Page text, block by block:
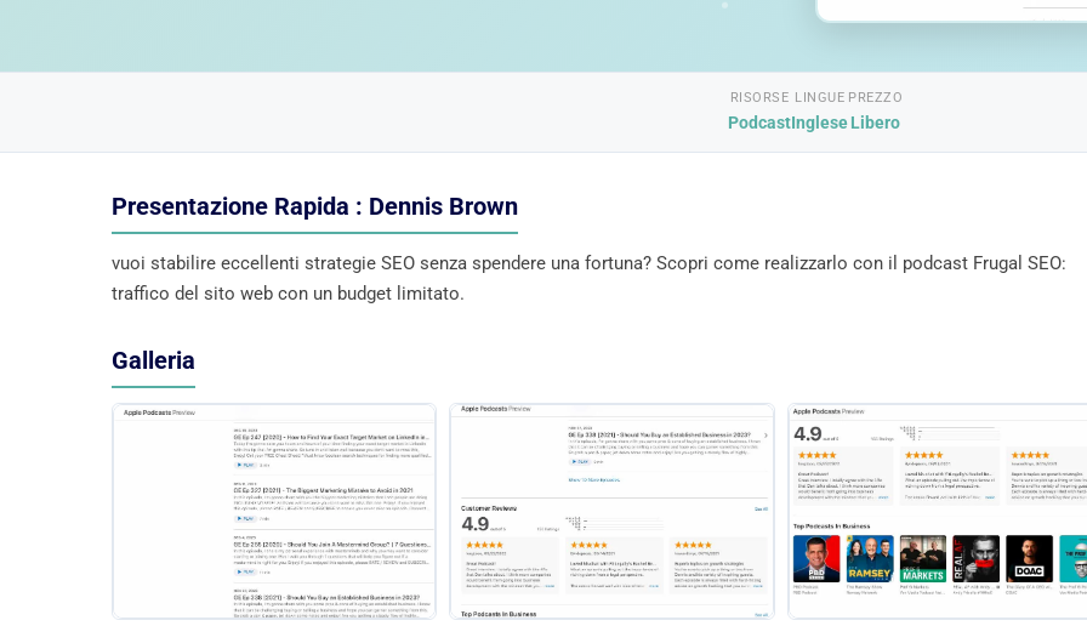
RISORSE
Podcast
LINGUE
Inglese
PREZZO
Libero
Presentazione Rapida : Dennis Brown
vuoi stabilire eccellenti strategie SEO senza spendere una fortuna? Scopri come realizzarlo con il podcast Frugal SEO:
traffico del sito web con un budget limitato.
Galleria